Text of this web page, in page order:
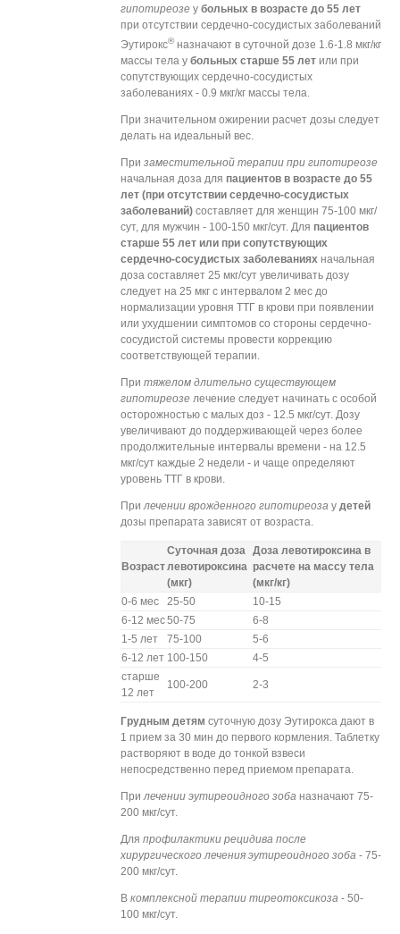
гипотиреозеу больных в возрасте до 55 лет
при отсутствии сердечно-сосудистых заболеваний
Эутирокс®назначают в суточной дозе 1.6-1.8 мкг/кг
массы тела у больных старше 55 летили при
сопутствующих сердечно-сосудистых
заболеваниях - 0.9 мкг/кг массы тела.
При значительном ожирении расчет дозы следует
делать на идеальный вес.
При заместительной терапии при гипотиреозе
начальная доза для пациентов в возрасте до 55
лет (при отсутствии сердечно-сосудистых
заболеваний)составляет для женщин 75-100 мкг/
сут, для мужчин - 100-150 мкг/сут. Для пациентов
старше 55 лет или при сопутствующих
сердечно-сосудистых заболеванияхначальная
доза составляет 25 мкг/сут увеличивать дозу
следует на 25 мкг с интервалом 2 мес до
нормализации уровня ТТГ в крови при появлении
или ухудшении симптомов со стороны сердечно-
сосудистой системы провести коррекцию
соответствующей терапии.
При тяжелом длительно существующем
гипотиреозелечение следует начинать с особой
осторожностью с малых доз - 12.5 мкг/сут. Дозу
увеличивают до поддерживающей через более
продолжительные интервалы времени - на 12.5
мкг/сут каждые 2 недели - и чаще определяют
уровень ТТГ в крови.
Прилечении врожденного гипотиреоза у детей
дозы препарата зависят от возраста.
Возраст
Суточная доза
левотироксина
(мкг)
Доза левотироксина в
расчете на массу тела
(мкг/кг)
0-6 мес
25-50
10-15
6-12 мес50-75
6-8
1-5 лет
75-100
5-6
6-12 лет 100-150
4-5
старше
12 лет
100-200 2-3
Грудным детям суточную дозу Эутирокса дают в
1 прием за 30 мин до первого кормления. Таблетку
растворяют в воде до тонкой взвеси
непосредственно перед приемом препарата.
Прилечении эутиреоидного зоба назначают 75-
200 мкг/сут.
Для профилактики рецидива после
хирургического лечения эутиреоидного зоба - 75-
200 мкг/сут.
В комплексной терапии тиреотоксикоза - 50-
100 мкг/сут.